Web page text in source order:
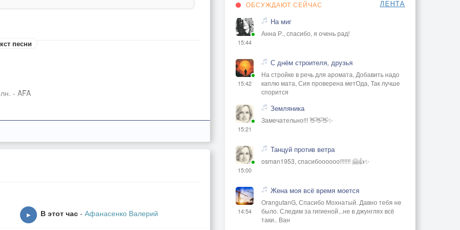
песни
- AFA
цивилизацию,
▶ В этот час - Афанасенко Валерий
ОБСУЖДАЮТ СЕЙЧАС ЛЕНТА
15:44
На миг
Анна Р., спасибо, я очень рад!
15:42
С днём строителя, друзья
На стройке в речь для аромата, Добавить надо
каплю мата, Сия проверена метОда, Так лучше
спорится
15:21
Земляника
Замечательно!!! 👋👋👋✨
15:00
Танцуй против ветра
osman1953, спасибоооооо!!!!!!! 🤗👍✨
14:54
Жена моя всё время моется
OrangutanG, Спасибо Мохнатый. Давно тебя не
было. Следим за гигиеной...не в джунглях всё
таки.. Ван